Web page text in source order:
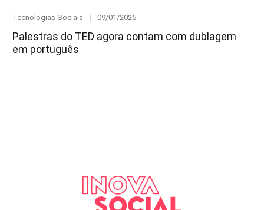
Category
Tecnologias Sociais
Posted
09/01/2025
Palestras do TED agora contam com dublagem
em português